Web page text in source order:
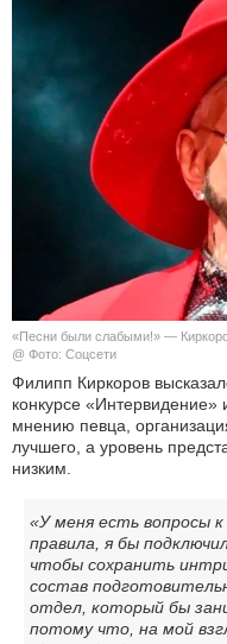
«Песни были слабыми!» —
@ Фото: Соцсети
Филипп Киркоров
конкурсе «Интервидение»
мнению певца,
лучшего, а уровень
низким.
«У меня есть вопросы к
правила, я бы
чтобы сохранить
состав
отдел, который бы
потому что, на мой